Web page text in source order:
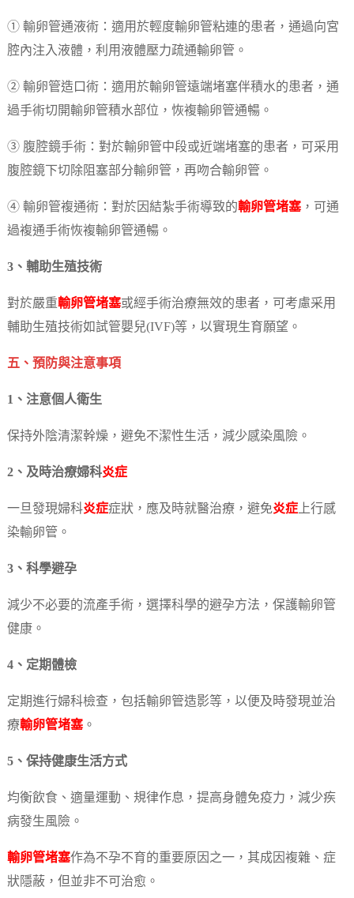
① 輸卵管通液術：適用於輕度輸卵管粘連的患者，通過向宮
腔內注入液體，利用液體壓力疏通輸卵管。
② 輸卵管造口術：適用於輸卵管遠端堵塞伴積水的患者，通
過手術切開輸卵管積水部位，恢複輸卵管通暢。
③ 腹腔鏡手術：對於輸卵管中段或近端堵塞的患者，可采用
腹腔鏡下切除阻塞部分輸卵管，再吻合輸卵管。
④ 輸卵管複通術：對於因結紮手術導致的輸卵管堵塞，可通
過複通手術恢複輸卵管通暢。
3、輔助生殖技術
對於嚴重輸卵管堵塞或經手術治療無效的患者，可考慮采用
輔助生殖技術如試管嬰兒(IVF)等，以實現生育願望。
五、預防與注意事項
1、注意個人衛生
保持外陰清潔幹燥，避免不潔性生活，減少感染風險。
2、及時治療婦科炎症
一旦發現婦科炎症症狀，應及時就醫治療，避免炎症上行感
染輸卵管。
3、科學避孕
減少不必要的流產手術，選擇科學的避孕方法，保護輸卵管
健康。
4、定期體檢
定期進行婦科檢查，包括輸卵管造影等，以便及時發現並治
療輸卵管堵塞。
5、保持健康生活方式
均衡飲食、適量運動、規律作息，提高身體免疫力，減少疾
病發生風險。
輸卵管堵塞作為不孕不育的重要原因之一，其成因複雜、症
狀隱蔽，但並非不可治愈。